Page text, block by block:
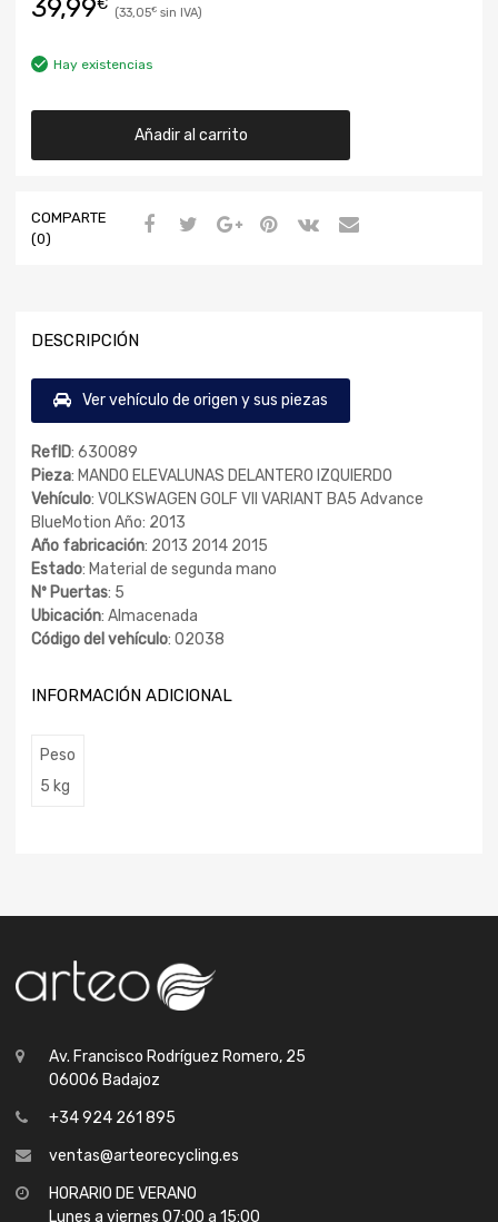
39,99€ 33,05€
Hay existencias
Añadir al carrito
COMPARTE
(0)
DESCRIPCIÓN
Ver vehículo de origen y sus piezas
RefID: 630089
Pieza: MANDO ELEVALUNAS DELANTERO IZQUIERDO
Vehículo: VOLKSWAGEN GOLF VII VARIANT BA5 Advance
BlueMotion Año: 2013
Año fabricación: 2013 2014 2015
Estado: Material de segunda mano
Nº Puertas: 5
Ubicación: Almacenada
Código del vehículo: 02038
INFORMACIÓN ADICIONAL
Peso
5 kg
Av. Francisco Rodríguez Romero, 25
06006 Badajoz
+34 924 261 895
ventas@arteorecycling.es
HORARIO DE VERANO
Lunes a viernes 07:00 a 15:00